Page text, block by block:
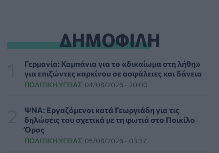
07/08/2026 - 16:41
Απώλεια βάρους: Οι τρεις παράγοντες που κρίνουν το
αποτέλεσμα σύμφωνα με ειδικό στην παχυσαρκία
ΔΙΑΤΡΟΦΉ 07/08/2026 - 16:16
Ο ΙΣΑ συνιστά τη λήψη σχολαστικών μέτρων ατομικής
προστασίας από τον ιό του Δυτικού Νείλου
ΥΓΕΊΑ 07/08/2026 - 15:42
ΔΗΜΟΦΙΛΗ
Γερμανία: Καμπάνια για το «δικαίωμα στη λήθη»
για επιζώντες καρκίνου σε ασφάλειες και δάνεια
ΠΟΛΙΤΙΚΉ ΥΓΕΊΑΣ 04/08/2026 - 20:00
ΨΝΑ: Εργαζόμενοι κατά Γεωργιάδη για τις
δηλώσεις του σχετικά με τη φωτιά στο Ποικίλο
Όρος
ΠΟΛΙΤΙΚΉ ΥΓΕΊΑΣ 05/08/2026 - 03:37